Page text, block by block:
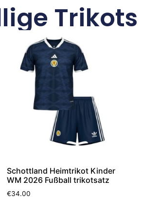
Trikots
Schottland Heimtrikot Kinder
WM 2026 Fußball trikotsatz
€34.00